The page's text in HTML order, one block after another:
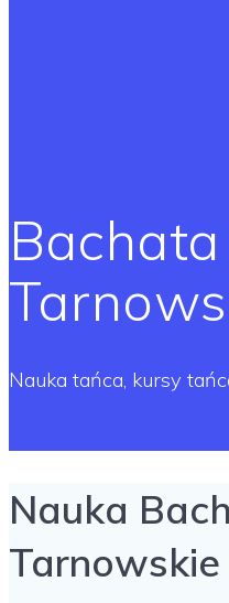
Bachata
Nauka tańca, kursy
Nauka